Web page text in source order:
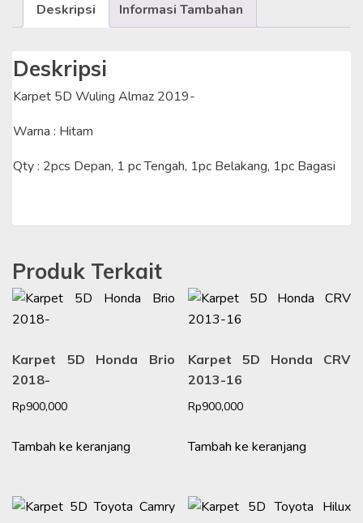
Deskripsi Informasi Tambahan
Deskripsi
Karpet 5D Wuling Almaz 2019-
Warna : Hitam
Qty : 2pcs Depan, 1 pc Tengah, 1pc Belakang, 1pc Bagasi
Produk Terkait
Karpet 5D Honda Brio
2018-
Rp900,000
Tambah ke keranjang
Karpet 5D Honda CRV
2013-16
Rp900,000
Tambah ke keranjang